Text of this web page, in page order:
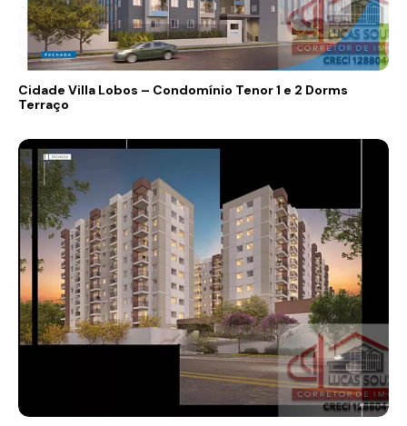
Cidade Villa Lobos – Condomínio Tenor 1 e 2 Dorms
Terraço